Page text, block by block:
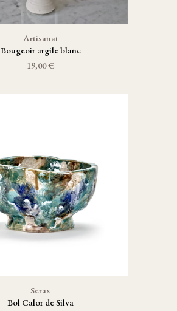
Artisanat
Bougeoir argile blanc
19,00 €
Serax
Bol Calor de Silva